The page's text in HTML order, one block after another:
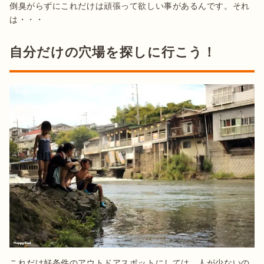
倒臭がらずにこれだけは頑張って欲しい事があるんです。それ
は・・・
自分だけの穴場を探しに行こう！